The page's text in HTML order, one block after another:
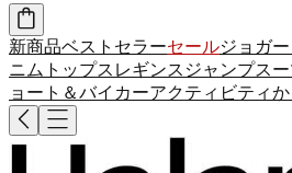
新商品ベストセラーセールジョガ
ニム トップス レギンス ジャンプス
ョート＆バイカーアクティビティ